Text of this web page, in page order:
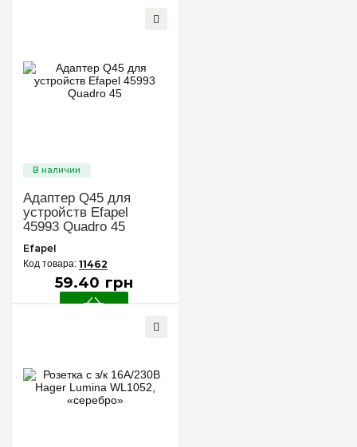
Адаптер Q45 для
устройств Efapel
45993 Quadro 45
Efapel
11462
59.40 грн